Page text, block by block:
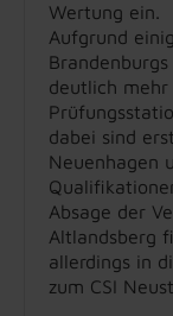
Wertung ein.
Aufgrund
deutlich mehr
dabei sind
Neuenhagen
Absage der
Altlandsberg
allerdings in
zum CSI